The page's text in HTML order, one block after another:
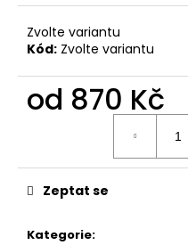
Zvolte variantu
Kód: Zvolte variantu
od 870 Kč
Kategorie:
Zeptat se